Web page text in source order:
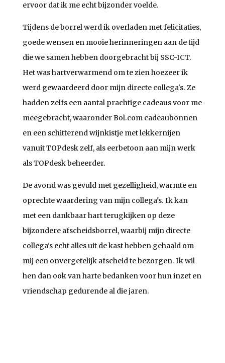
ervoor dat ik me echt bijzonder voelde.
Tijdens de borrel werd ik overladen met felicitaties,
goede wensen en mooie herinneringen aan de tijd
die we samen hebben doorgebracht bij SSC-ICT.
Het was hartverwarmend om te zien hoezeer ik
werd gewaardeerd door mijn directe collega's. Ze
hadden zelfs een aantal prachtige cadeaus voor me
meegebracht, waaronder Bol.com cadeaubonnen
en een schitterend wijnkistje met lekkernijen
vanuit TOPdesk zelf, als eerbetoon aan mijn werk
als TOPdesk beheerder.
De avond was gevuld met gezelligheid, warmte en
oprechte waardering van mijn collega's. Ik kan
met een dankbaar hart terugkijken op deze
bijzondere afscheidsborrel, waarbij mijn directe
collega's echt alles uit de kast hebben gehaald om
mij een onvergetelijk afscheid te bezorgen. Ik wil
hen dan ook van harte bedanken voor hun inzet en
vriendschap gedurende al die jaren.